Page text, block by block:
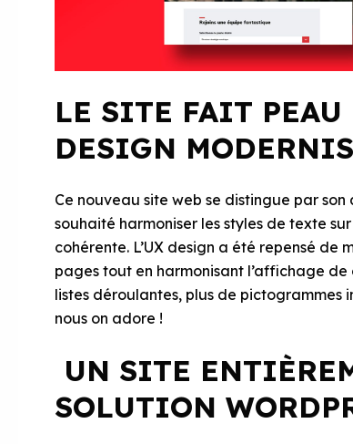
LE SITE FAIT PEAU
DESIGN
Ce nouveau site web se distingue par
souhaité harmoniser les styles de texte
cohérente. L’UX design a été repensé de
pages tout en harmonisant l’affichage
listes déroulantes, plus de pictogrammes
nous on adore !
UN SITE
SOLUTION